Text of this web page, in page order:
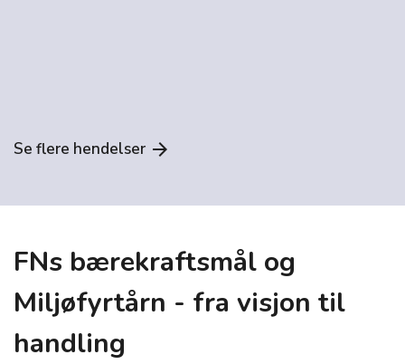
Se flere hendelser arrow_forward
FNs bærekraftsmål og
Miljøfyrtårn - fra visjon til
handling